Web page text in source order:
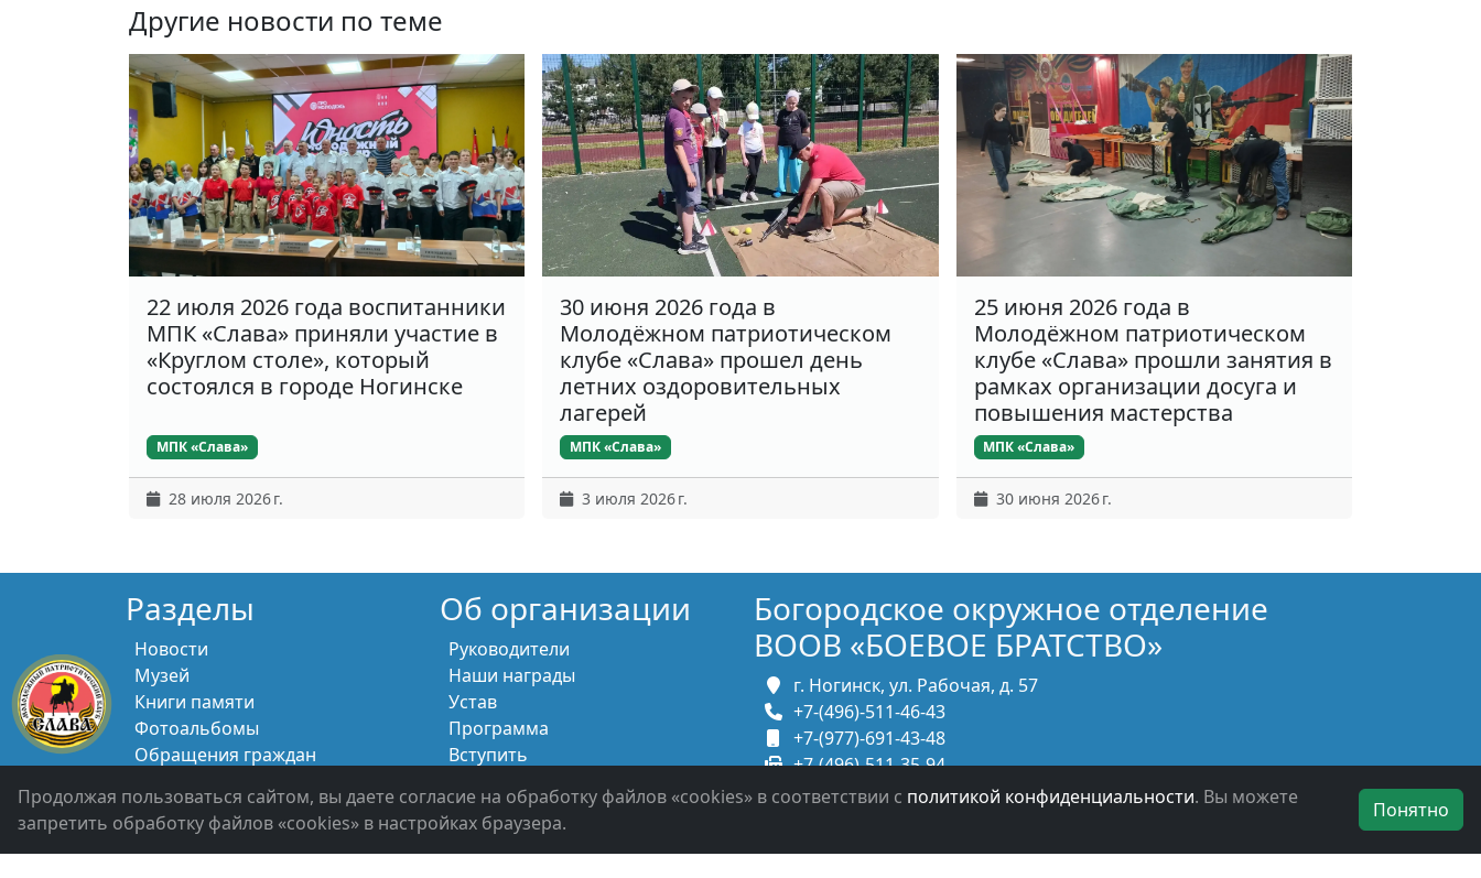
Другие новости по теме
22 июля 2026 года воспитанники
МПК «Слава» приняли участие в
«Круглом столе», который
состоялся в городе Ногинске
МПК «Слава»
28 июля 2026 г.
30 июня 2026 года в
Молодёжном патриотическом
клубе «Слава» прошел день
летних оздоровительных
лагерей
МПК «Слава»
3 июля 2026 г.
25 июня 2026 года в
Молодёжном патриотическом
клубе «Слава» прошли занятия в
рамках организации досуга и
повышения мастерства
МПК «Слава»
30 июня 2026 г.
Разделы
Новости
Музей
Книги памяти
Фотоальбомы
Обращения граждан
семьям
Об организации
Руководители
Наши награды
Устав
Программа
Вступить
Богородское окружное отделение
ВООВ «БОЕВОЕ БРАТСТВО»
г. Ногинск, ул. Рабочая, д. 57
+7-(496)-511-46-43
+7-(977)-691-43-48
+7-(496)-511-35-94
bbnoginsk@mail.ru
Продолжая пользоваться сайтом, вы даете согласие на обработку файлов «cookies» в соответствии с политикой конфиденциальности. Вы можете
запретить обработку файлов «cookies» в настройках браузера.
Понятно